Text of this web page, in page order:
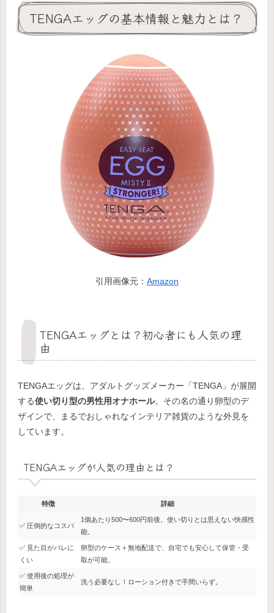
TENGAエッグの基本情報と魅力とは？
引用画像元： Amazon
TENGAエッグとは？初心者にも人気の理
由
TENGAエッグは、アダルトグッズメーカー「TENGA」が展開
する使い切り型の男性用オナホール。その名の通り卵型のデ
ザインで、まるでおしゃれなインテリア雑貨のような外見を
しています。
TENGAエッグが人気の理由とは？
特徴 詳細
✅ 圧倒的なコスパ
1個あたり500〜600円前後。使い切りとは思えない快感性
能。
✅ 見た目がバレに
くい
卵型のケース＋無地配送で、自宅でも安心して保管・受
取が可能。
✅ 使用後の処理が
簡単
洗う必要なし！ローション付きで手間いらず。